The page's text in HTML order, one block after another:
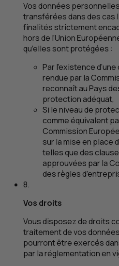
Vos données
transférées dans des cas
finalités strictement
hors de l’Union
qu’elles sont protégées :
Par l’existence
rendue par la
reconnaît au Pays
protection adéquat,
Si le niveau de
comme équivalent
Commission
sur la mise en place
telles que des
approuvées par la
des règles
8.
Vos droits
Vous disposez de droits
traitement de vos
pourront être exercés
par la réglementation en